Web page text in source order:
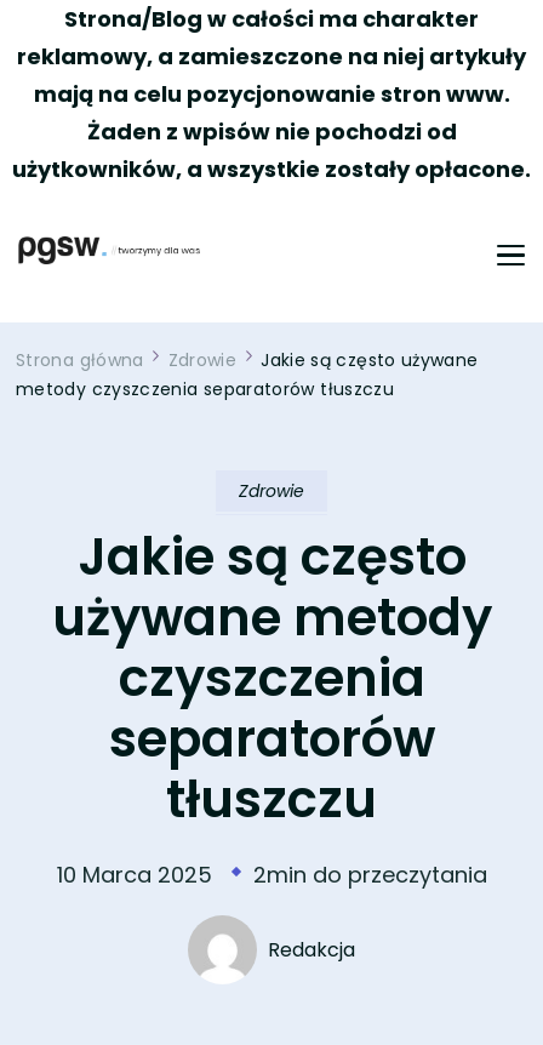
Strona/Blog w całości ma charakter
reklamowy, a zamieszczone na niej artykuły
mają na celu pozycjonowanie stron www.
Żaden z wpisów nie pochodzi od
użytkowników, a wszystkie zostały opłacone.
Strona główna Zdrowie
Jakie są często używane
metody czyszczenia separatorów tłuszczu
Zdrowie
Jakie są często
używane metody
czyszczenia
separatorów
tłuszczu
10 Marca 2025 2min do przeczytania
Redakcja